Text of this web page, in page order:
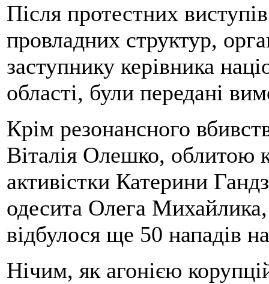
Після протестних
провладних структур,
заступнику керівника
області, були передані
Крім резонансного
Віталія Олешко, облитою
активістки Катерини
одесита Олега Михайлика,
відбулося ще 50 нападів
Нічим, як агонією